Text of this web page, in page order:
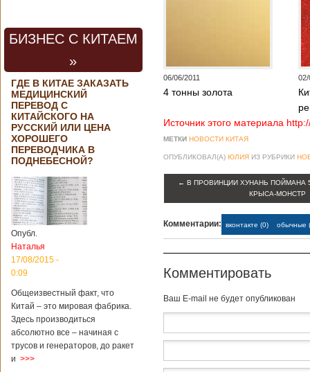
БИЗНЕС С КИТАЕМ
»
ГДЕ В КИТАЕ ЗАКАЗАТЬ
МЕДИЦИНСКИЙ
ПЕРЕВОД С
КИТАЙСКОГО НА
РУССКИЙ ИЛИ ЦЕНА
ХОРОШЕГО
ПЕРЕВОДЧИКА В
ПОДНЕБЕСНОЙ?
Опубл.
Наталья
17/08/2015 -
0:09
Общеизвестный факт, что
Китай – это мировая фабрика.
Здесь производиться
абсолютно все – начиная с
трусов и генераторов, до ракет
и >>>
06/06/2011
4 тонны золота
02/
Источник этого материала
МЕТКИ НОВОСТИ КИТАЯ
ОПУБЛИКОВАЛ(А) ЮЛИЯ ИЗ РУБРИКИ
← В ПРОВИНЦИИ ХУНАНЬ ПОЙМАНА
КРЫСА-МОНСТР
Комментарии: вконтакте (0) обычные
Комментировать
Baш E-mail не будет опубликован